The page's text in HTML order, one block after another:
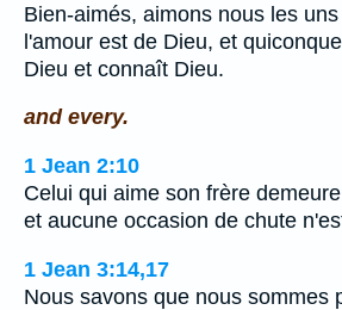
Bien-aimés, aimons nous les
l'amour est de Dieu, et
Dieu et connaît Dieu.
and every.
1 Jean 2:10
Celui qui aime son frère
et aucune occasion de chute
1 Jean 3:14,17
Nous savons que nous sommes